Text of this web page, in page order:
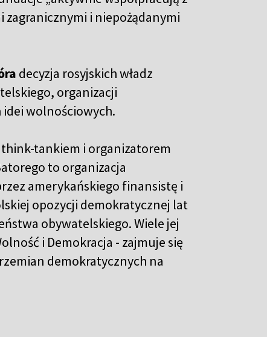
i niepożądanymi
decyzja rosyjskich władz
organizacji
wolnościowych.
think-tankiem i organizatorem
to organizacja
amerykańskiego finansistę i
opozycji demokratycznej lat
obywatelskiego. Wiele jej
i Demokracja - zajmuje się
demokratycznych na